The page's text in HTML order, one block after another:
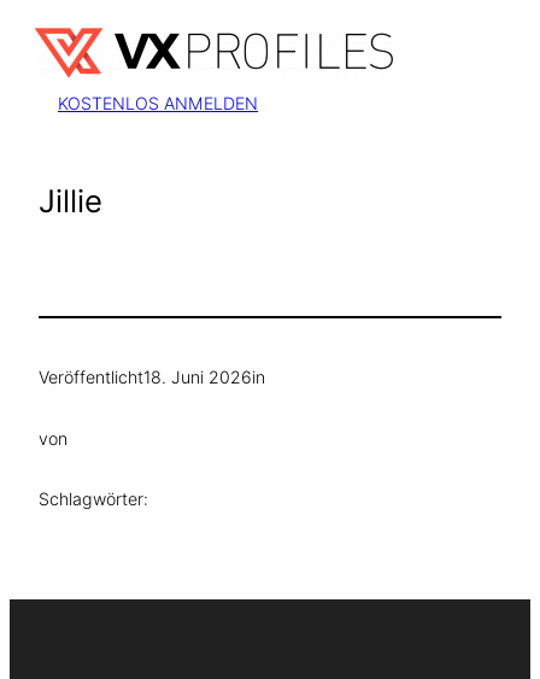
Inhalt
springen
KOSTENLOS ANMELDEN
Jillie
Veröffentlicht18. Juni 2026in
von
Schlagwörter: